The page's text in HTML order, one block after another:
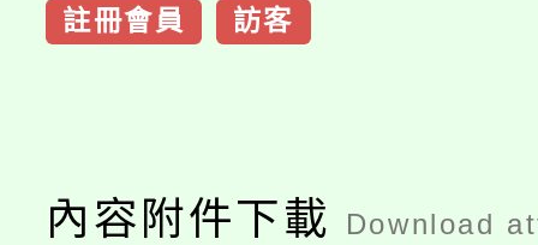
註冊會員 訪客
內容附件下載 Download